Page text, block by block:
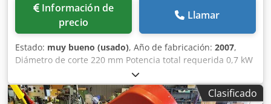
Información de
precio
Llamar
Estado: muy bueno (usado), Año de fabricación: 2007,
Diámetro de corte 220 mm Potencia total requerida 0,7 kW
Cedpfx Asyw Ti Tep Iorf Peso de la máquina aprox. 0,240 t
¡Descripción próximamente! Incluye transportador de
rodillos.
Clasificado